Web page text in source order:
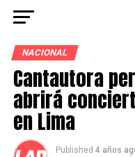
NACIONAL
Cantautora
abrirá
en Lima
Published 4 años